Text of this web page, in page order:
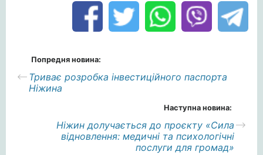
Попредня новина:
Триває розробка інвестиційного паспорта
Ніжина
Наступна новина:
Ніжин долучається до проєкту «Сила
відновлення: медичні та психологічні
послуги для громад»